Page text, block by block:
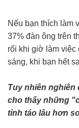
Nếu bạn thích làm
37% đàn ông trên
rối khi giờ làm việc
sáng, khi bạn hết
Tuy nhiên nghiên
cho thấy những
tỉnh táo lâu hơn